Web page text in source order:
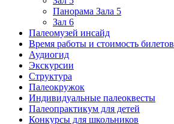
Панорама Зала 5
Зал 6
Палеомузей инсайд
Время работы и стоимость билетов
Аудиогид
Экскурсии
Структура
Палеокружок
Индивидуальные палеоквесты
Палеопрактикум для детей
Конкурсы для школьников